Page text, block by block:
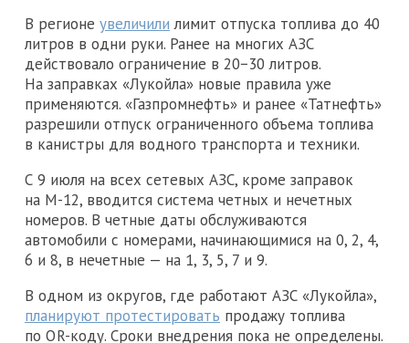
В регионе увеличили лимит отпуска топлива до 40
литров в одни руки. Ранее на многих АЗС
действовало ограничение в 20−30 литров.
На заправках «Лукойла» новые правила уже
применяются. «Газпромнефть» и ранее «Татнефть»
разрешили отпуск ограниченного объема топлива
в канистры для водного транспорта и техники.
С 9 июля на всех сетевых АЗС, кроме заправок
на М-12, вводится система четных и нечетных
номеров. В четные даты обслуживаются
автомобили с номерами, начинающимися на 0, 2, 4,
6 и 8, в нечетные — на 1, 3, 5, 7 и 9.
В одном из округов, где работают АЗС «Лукойла»,
планируют протестировать продажу топлива
по QR-коду. Сроки внедрения пока не определены.